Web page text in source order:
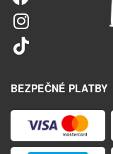
BEZPEČNÉ PLATBY